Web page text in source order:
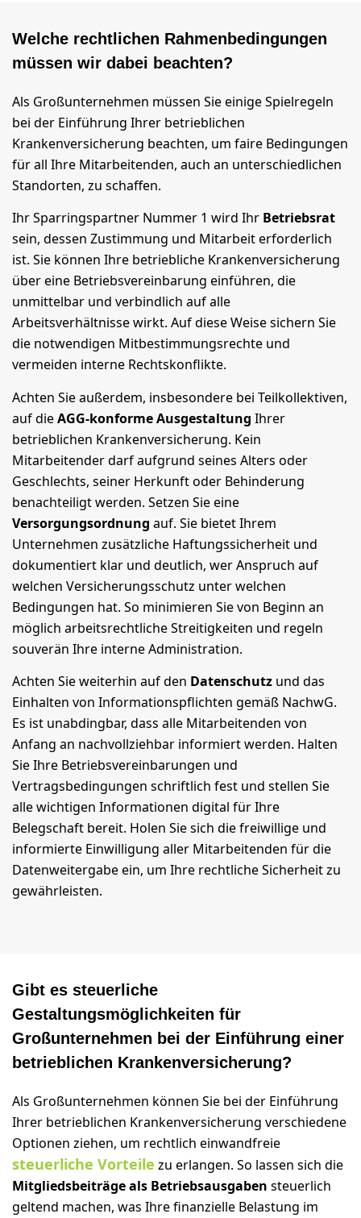
Welche rechtlichen Rahmenbedingungen
müssen wir dabei beachten?
Als Großunternehmen müssen Sie einige Spielregeln
bei der Einführung Ihrer betrieblichen
Krankenversicherung beachten, um faire Bedingungen
für all Ihre Mitarbeitenden, auch an unterschiedlichen
Standorten, zu schaffen.
Ihr Sparringspartner Nummer 1 wird Ihr Betriebsrat
sein, dessen Zustimmung und Mitarbeit erforderlich
ist. Sie können Ihre betriebliche Krankenversicherung
über eine Betriebsvereinbarung einführen, die
unmittelbar und verbindlich auf alle
Arbeitsverhältnisse wirkt. Auf diese Weise sichern Sie
die notwendigen Mitbestimmungsrechte und
vermeiden interne Rechtskonflikte.
Achten Sie außerdem, insbesondere bei Teilkollektiven,
auf dieAGG-konforme Ausgestaltung Ihrer
betrieblichen Krankenversicherung. Kein
Mitarbeitender darf aufgrund seines Alters oder
Geschlechts, seiner Herkunft oder Behinderung
benachteiligt werden. Setzen Sie eine
Versorgungsordnung auf. Sie bietet Ihrem
Unternehmen zusätzliche Haftungssicherheit und
dokumentiert klar und deutlich, wer Anspruch auf
welchen Versicherungsschutz unter welchen
Bedingungen hat. So minimieren Sie von Beginn an
möglich arbeitsrechtliche Streitigkeiten und regeln
souverän Ihre interne Administration.
Achten Sie weiterhin auf den Datenschutz und das
Einhalten von Informationspflichten gemäß NachwG.
Es ist unabdingbar, dass alle Mitarbeitenden von
Anfang an nachvollziehbar informiert werden. Halten
Sie Ihre Betriebsvereinbarungen und
Vertragsbedingungen schriftlich fest und stellen Sie
alle wichtigen Informationen digital für Ihre
Belegschaft bereit. Holen Sie sich die freiwillige und
informierte Einwilligung aller Mitarbeitenden für die
Datenweitergabe ein, um Ihre rechtliche Sicherheit zu
gewährleisten.
Gibt es steuerliche
Gestaltungsmöglichkeiten für
Großunternehmen bei der Einführung einer
betrieblichen Krankenversicherung?
Als Großunternehmen können Sie bei der Einführung
Ihrer betrieblichen Krankenversicherung verschiedene
Optionen ziehen, um rechtlich einwandfreie
steuerliche Vorteile zu erlangen. So lassen sich die
Mitgliedsbeiträge als Betriebsausgaben steuerlich
geltend machen, was Ihre finanzielle Belastung im